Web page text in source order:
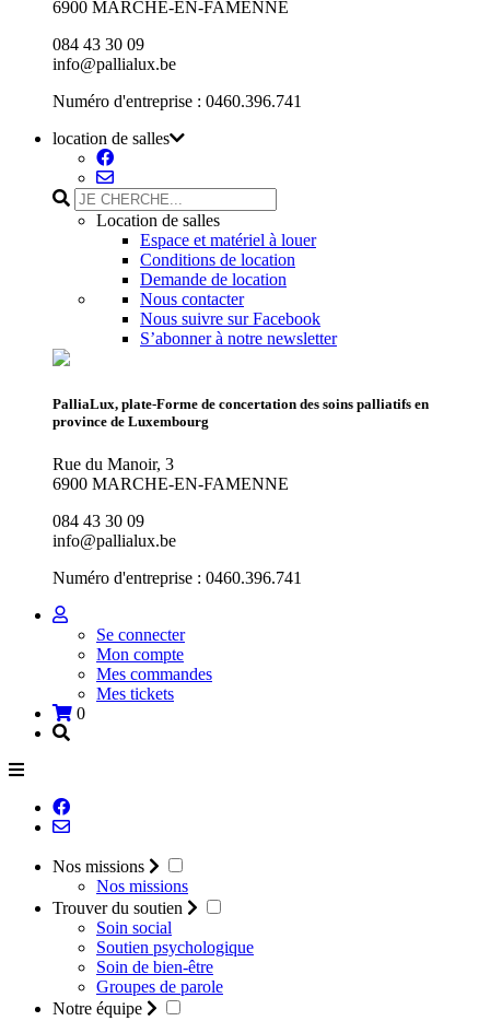
6900 MARCHE-EN-FAMENNE
084 43 30 09
info@pallialux.be
Numéro d'entreprise : 0460.396.741
location de salles
Location de salles
Espace et matériel à louer
Conditions de location
Demande de location
Nous contacter
Nous suivre sur Facebook
S’abonner à notre newsletter
PalliaLux, plate-Forme de concertation des soins palliatifs en
province de Luxembourg
Rue du Manoir, 3
6900 MARCHE-EN-FAMENNE
084 43 30 09
info@pallialux.be
Numéro d'entreprise : 0460.396.741
Se connecter
Mon compte
Mes commandes
Mes tickets
0
Nos missions
Nos missions
Trouver du soutien
Soin social
Soutien psychologique
Soin de bien-être
Groupes de parole
Notre équipe